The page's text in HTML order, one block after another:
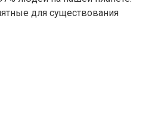
для существования